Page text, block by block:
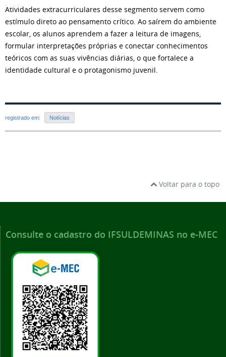
Atividades extracurriculares desse segmento servem como
estímulo direto ao pensamento crítico. Ao saírem do ambiente
escolar, os alunos aprendem a fazer a leitura de imagens,
formular interpretações próprias e conectar conhecimentos
teóricos com as suas vivências diárias, o que fortalece a
identidade cultural e o protagonismo juvenil.
registrado em: Notícias
Voltar para o topo
Consulte o cadastro do IFSULDEMINAS no e-MEC